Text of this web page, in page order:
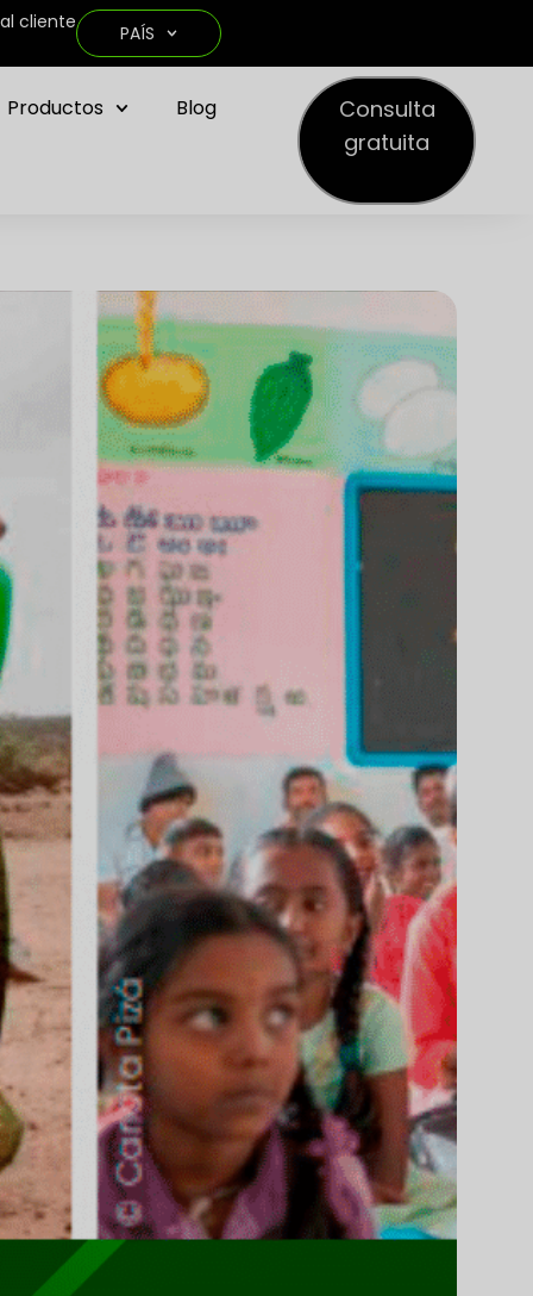
cliente PAÍS
Productos Blog
Consulta
gratuita